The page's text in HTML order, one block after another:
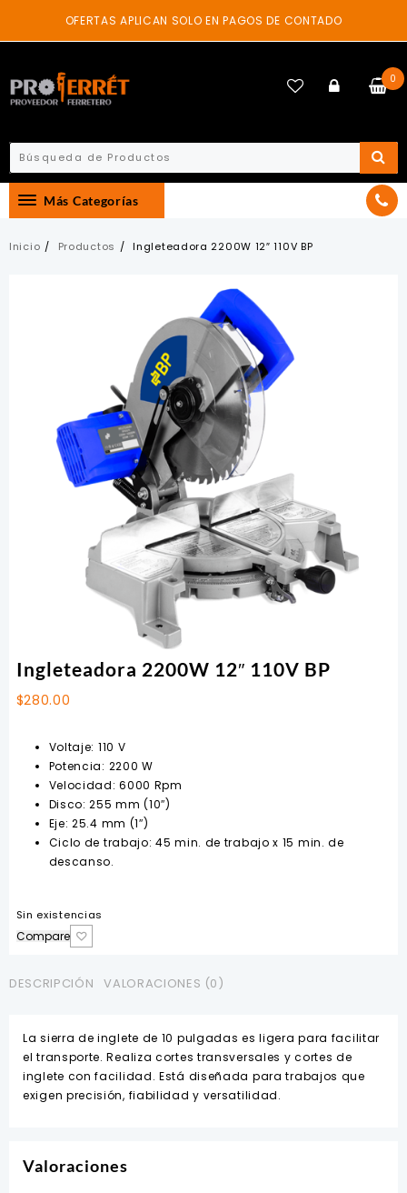
content
OFERTAS APLICAN SOLO EN PAGOS DE CONTADO
0
Más Categorías
Inicio Productos Ingleteadora 2200W 12″ 110V BP
Ingleteadora 2200W 12″ 110V BP
$280.00
Voltaje: 110 V
Potencia: 2200 W
Velocidad: 6000 Rpm
Disco: 255 mm (10″)
Eje: 25.4 mm (1″)
Ciclo de trabajo: 45 min. de trabajo x 15 min. de
descanso.
Sin existencias
Compare
DESCRIPCIÓN VALORACIONES (0)
La sierra de inglete de 10 pulgadas es ligera para facilitar
el transporte. Realiza cortes transversales y cortes de
inglete con facilidad. Está diseñada para trabajos que
exigen precisión, fiabilidad y versatilidad.
Valoraciones